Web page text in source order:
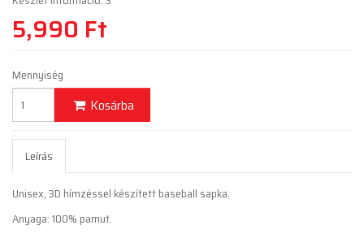
5,990 Ft
Mennyiség
Kosárba
Leírás
Unisex, 3D hímzéssel készített baseball sapka.
Anyaga: 100% pamut.